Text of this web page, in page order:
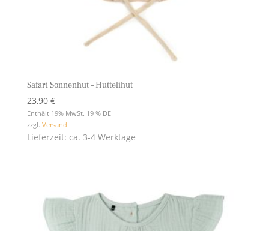
Safari Sonnenhut – Huttelihut
23,90 €
Enthält 19% MwSt. 19 % DE
zzgl. Versand
Lieferzeit: ca. 3-4 Werktage